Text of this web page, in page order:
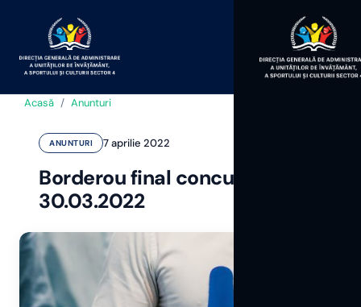
Acasă / Anunturi
ANUNTURI 7 aprilie 2022
Borderou final concurs
30.03.2022